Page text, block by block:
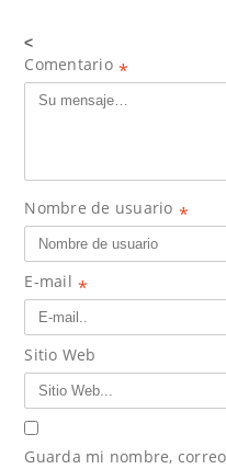
<
Comentario *
Nombre de usuario *
E-mail *
Sitio Web
Guarda mi nombre,